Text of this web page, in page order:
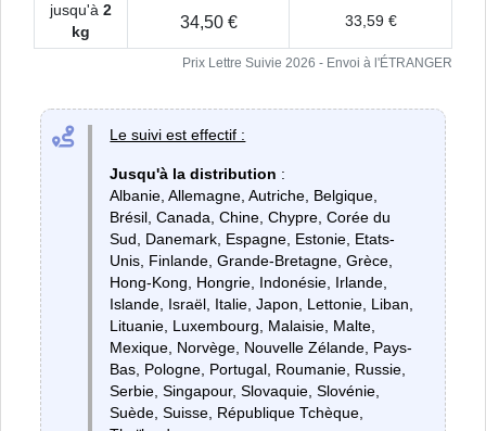
Prix Lettre Suivie 2026 - Envoi à l'ÉTRANGER
jusqu'à 2
kg
34,50 € 33,59 €
Le suivi est effectif :
Jusqu'à la distribution :
Albanie, Allemagne, Autriche, Belgique,
Brésil, Canada, Chine, Chypre, Corée du
Sud, Danemark, Espagne, Estonie, Etats-
Unis, Finlande, Grande-Bretagne, Grèce,
Hong-Kong, Hongrie, Indonésie, Irlande,
Islande, Israël, Italie, Japon, Lettonie, Liban,
Lituanie, Luxembourg, Malaisie, Malte,
Mexique, Norvège, Nouvelle Zélande, Pays-
Bas, Pologne, Portugal, Roumanie, Russie,
Serbie, Singapour, Slovaquie, Slovénie,
Suède, Suisse, République Tchèque,